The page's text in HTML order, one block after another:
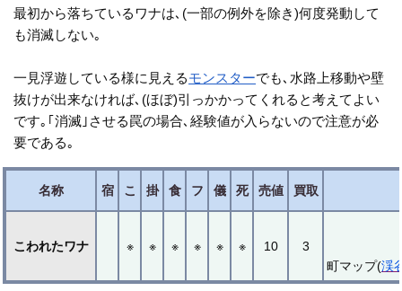
最初から落ちているワナは､(一部の例外を除き)何度発動して
も消滅しない｡
一見浮遊している様に見えるモンスターでも､水路上移動や壁
抜けが出来なければ､(ほぼ)引っかかってくれると考えてよい
です｡｢消滅｣させる罠の場合､経験値が入らないので注意が必
要である｡
名称 宿 こ 掛 食 フ 儀 死 売値 買取
こわれたワナ ※ ※ ※ ※ ※ ※ 10
3
町マップ(渓